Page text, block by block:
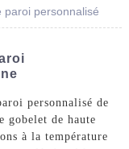
paroi personnalisé
personnalisé de
gobelet de haute
à la température